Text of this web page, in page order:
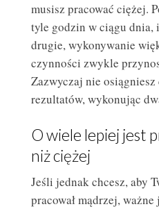
musisz pracować ciężej.
tyle godzin w ciągu dnia,
drugie, wykonywanie
czynności zwykle
Zazwyczaj nie
rezultatów, wykonując
O wiele lepiej jest
niż ciężej
Jeśli jednak chcesz, aby
pracował mądrzej,